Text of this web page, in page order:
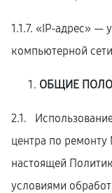
1.1.7. «IP-адрес» —
компьютерной
ОБЩИЕ
2.1.
центра по ремонту
настоящей
условиями